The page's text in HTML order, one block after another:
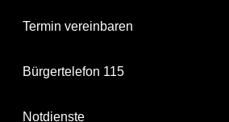
Termin vereinbaren
Bürgertelefon 115
Notdienste